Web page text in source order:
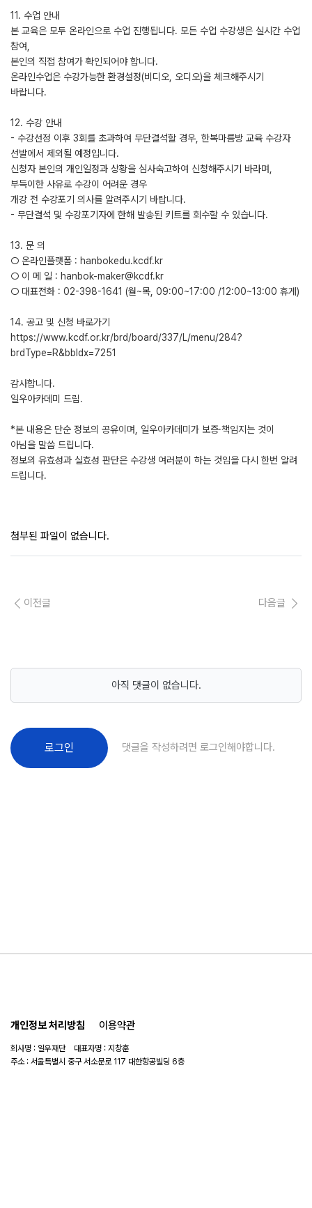
11. 수업 안내
본 교육은 모두 온라인으로 수업 진행됩니다. 모든 수업 수강생은 실시간 수업
참여,
본인의 직접 참여가 확인되어야 합니다.
온라인수업은 수강가능한 환경설정(비디오, 오디오)을 체크해주시기
바랍니다.
12. 수강 안내
- 수강선정 이후 3회를 초과하여 무단결석할 경우, 한복마름방 교육 수강자
선발에서 제외될 예정입니다.
신청자 본인의 개인일정과 상황을 심사숙고하여 신청해주시기 바라며,
부득이한 사유로 수강이 어려운 경우
개강 전 수강포기 의사를 알려주시기 바랍니다.
- 무단결석 및 수강포기자에 한해 발송된 키트를 회수할 수 있습니다.
13. 문 의
○ 온라인플랫폼 : hanbokedu.kcdf.kr
○ 이 메 일 : hanbok-maker@kcdf.kr
○ 대표전화 : 02-398-1641 (월~목, 09:00~17:00 /12:00~13:00 휴게)
14. 공고 및 신청 바로가기
https://www.kcdf.or.kr/brd/board/337/L/menu/284?
brdType=R&bbIdx=7251
감사합니다.
일우아카데미 드림.
*본 내용은 단순 정보의 공유이며, 일우아카데미가 보증·책임지는 것이
아님을 말씀 드립니다.
정보의 유효성과 실효성 판단은 수강생 여러분이 하는 것임을 다시 한번 알려
드립니다.
첨부된 파일이 없습니다.
이전글 다음글
아직 댓글이 없습니다.
로그인 댓글을 작성하려면 로그인해야합니다.
개인정보 처리방침 이용약관
회사명 : 일우재단 대표자명 : 지창훈
주소 : 서울특별시 중구 서소문로 117 대한항공빌딩 6층